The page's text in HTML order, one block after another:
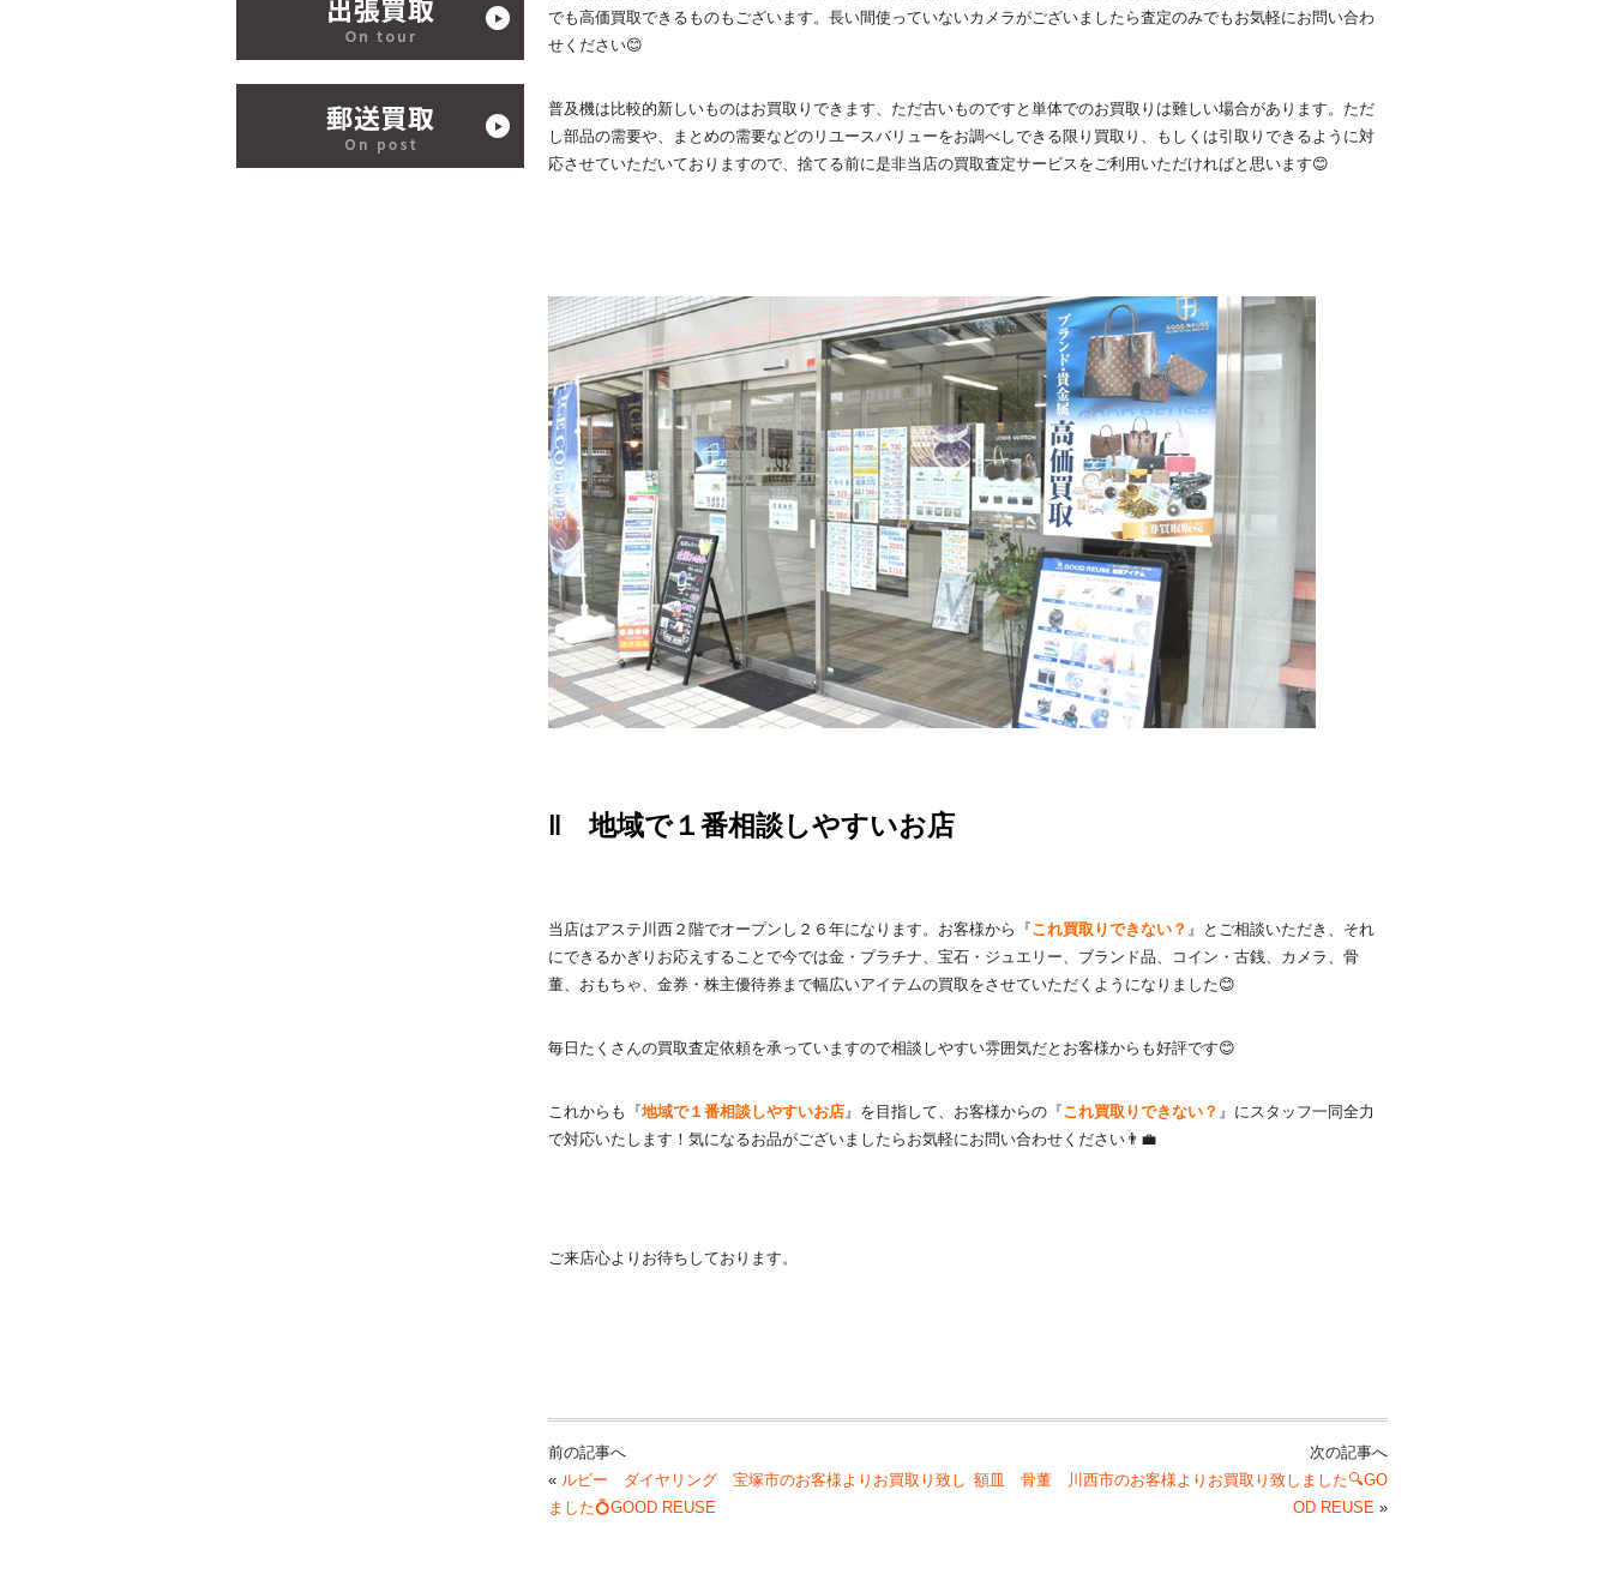
でも高価買取できるものもございます。長い間使っていないカメラがございましたら査定のみでもお気軽にお問い合わ
せください😊
普及機は比較的新しいものはお買取りできます、ただ古いものですと単体でのお買取りは難しい場合があります。ただ
し部品の需要や、まとめの需要などのリユースバリューをお調べしできる限り買取り、もしくは引取りできるように対
応させていただいておりますので、捨てる前に是非当店の買取査定サービスをご利用いただければと思います😊
‖ 地域で１番相談しやすいお店
当店はアステ川西２階でオープンし２６年になります。お客様から『これ買取りできない？ 』とご相談いただき、それ
にできるかぎりお応えすることで今では金・プラチナ、宝石・ジュエリー、ブランド品、コイン・古銭、カメラ、骨
董、おもちゃ、金券・株主優待券まで幅広いアイテムの買取をさせていただくようになりました😊
毎日たくさんの買取査定依頼を承っていますので相談しやすい雰囲気だとお客様からも好評です😊
これからも『地域で１番相談しやすいお店』を目指して、お客様からの『これ買取りできない？ 』にスタッフ一同全力
で対応いたします！気になるお品がございましたらお気軽にお問い合わせください👨‍💼
ご来店心よりお待ちしております。
前の記事へ
« ルビー ダイヤリング 宝塚市のお客様よりお買取り致し
ました💍GOOD REUSE
次の記事へ
額皿 骨董 川西市のお客様よりお買取り致しました🔍GO
OD REUSE »